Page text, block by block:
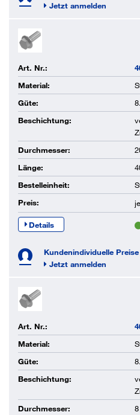
Jetzt anmelden
Art. Nr.:
Material:
Güte:
Beschichtung:
Durchmesser:
Länge:
Bestelleinheit:
Preis:
je
Details
Kundenindividuelle
Jetzt anmelden
Art. Nr.:
Material:
Güte:
Beschichtung:
Durchmesser:
8